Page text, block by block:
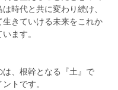
時代と共に変わり続け、
きていける未来をこれか
ます。
、根幹となる『土』で
トです。